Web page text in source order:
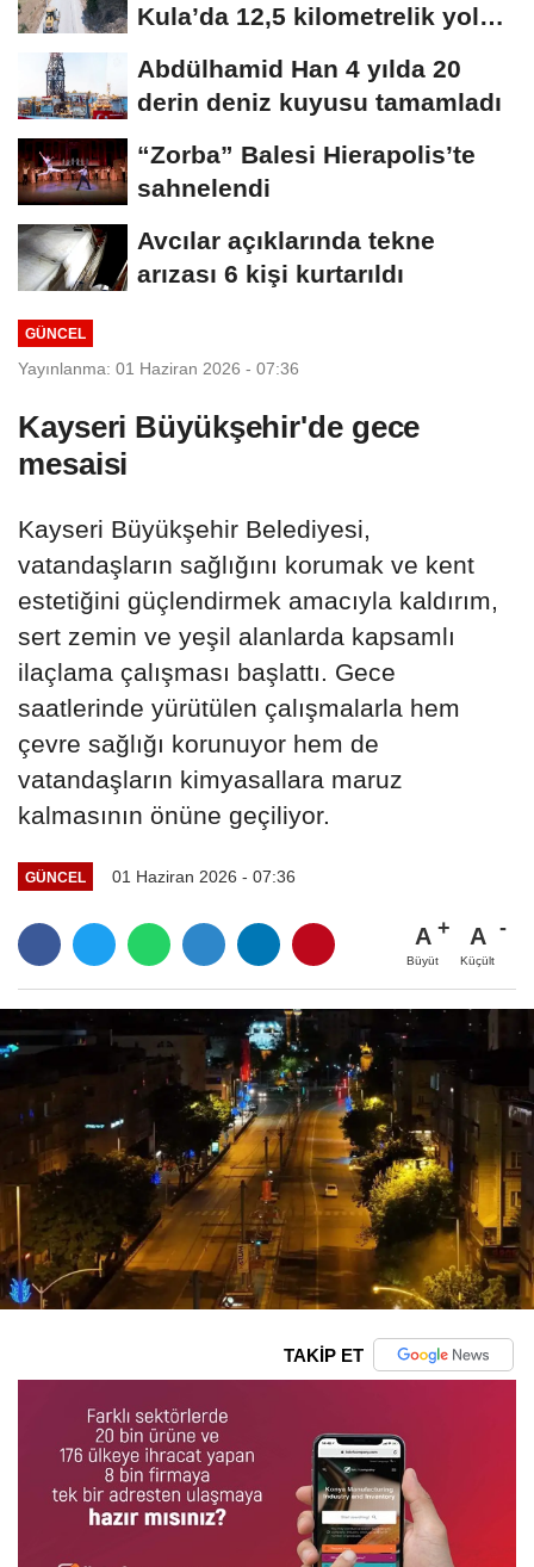
Kula’da 12,5 kilometrelik yol
Abdülhamid Han 4 yılda 20
derin deniz kuyusu tamamladı
“Zorba” Balesi Hierapolis’te
sahnelendi
Avcılar açıklarında tekne
arızası 6 kişi kurtarıldı
GÜNCEL
Yayınlanma: 01 Haziran 2026 - 07:36
Kayseri Büyükşehir'de gece
mesaisi
Kayseri Büyükşehir Belediyesi,
vatandaşların sağlığını korumak ve kent
estetiğini güçlendirmek amacıyla kaldırım,
sert zemin ve yeşil alanlarda kapsamlı
ilaçlama çalışması başlattı. Gece
saatlerinde yürütülen çalışmalarla hem
çevre sağlığı korunuyor hem de
vatandaşların kimyasallara maruz
kalmasının önüne geçiliyor.
GÜNCEL 01 Haziran 2026 - 07:36
A
Büyüt
A
Küçült
TAKİP ET